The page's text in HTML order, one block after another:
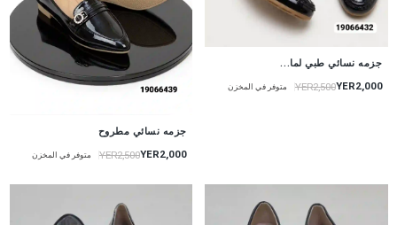
جزمه نسائي طبي لما...
YER2,000
YER2,500 متوفر في المخزن
جزمه نسائي مطروح
YER2,000
YER2,500 متوفر في المخزن